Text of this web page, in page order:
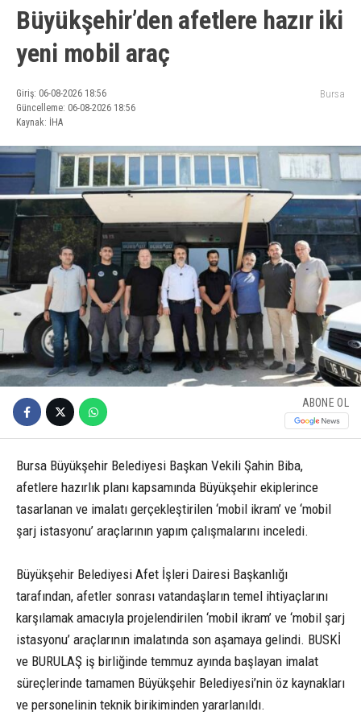
Büyükşehir’den afetlere hazır iki
yeni mobil araç
Giriş: 06-08-2026 18:56
Güncelleme: 06-08-2026 18:56
Kaynak: İHA
Bursa
ABONE OL
Bursa Büyükşehir Belediyesi Başkan Vekili Şahin Biba,
afetlere hazırlık planı kapsamında Büyükşehir ekiplerince
tasarlanan ve imalatı gerçekleştirilen ‘mobil ikram’ ve ‘mobil
şarj istasyonu’ araçlarının yapım çalışmalarını inceledi.
Büyükşehir Belediyesi Afet İşleri Dairesi Başkanlığı
tarafından, afetler sonrası vatandaşların temel ihtiyaçlarını
karşılamak amacıyla projelendirilen ‘mobil ikram’ ve ‘mobil şarj
istasyonu’ araçlarının imalatında son aşamaya gelindi. BUSKİ
ve BURULAŞ iş birliğinde temmuz ayında başlayan imalat
süreçlerinde tamamen Büyükşehir Belediyesi’nin öz kaynakları
ve personelinin teknik birikiminden yararlanıldı.